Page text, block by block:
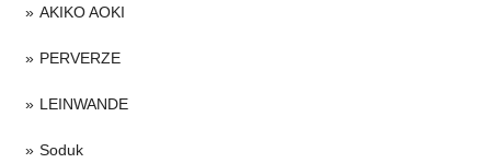
AKIKO AOKI
PERVERZE
LEINWANDE
Soduk